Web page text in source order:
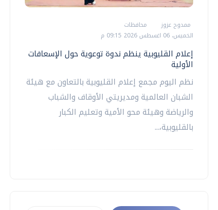
ممدوح عزوز
محافظات
الخميس، 06 اغسطس 2026 09:15 م
إعلام القليوبية ينظم ندوة توعوية حول الإسعافات
الأولية
نظم اليوم مجمع إعلام القليوبية بالتعاون مع هيئة
الشبان العالمية ومديريتي الأوقاف والشباب
والرياضة وهيئة محو الأمية وتعليم الكبار
بالقليوبية،...